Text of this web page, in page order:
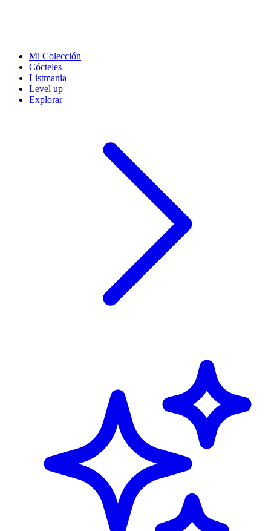
Mi Colección
Cócteles
Listmania
Level up
Explorar